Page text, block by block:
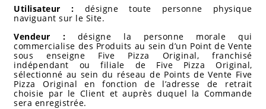
Utilisateur : désigne toute personne physique
naviguant sur le Site.
Vendeur : désigne la personne morale qui
commercialise des Produits au sein d’un Point de Vente
sous enseigne Five Pizza Original, franchisé
indépendant ou filiale de Five Pizza Original,
sélectionné au sein du réseau de Points de Vente Five
Pizza Original en fonction de l’adresse de retrait
choisie par le Client et auprès duquel la Commande
sera enregistrée.